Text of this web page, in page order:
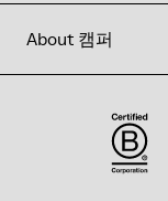
About 캠퍼